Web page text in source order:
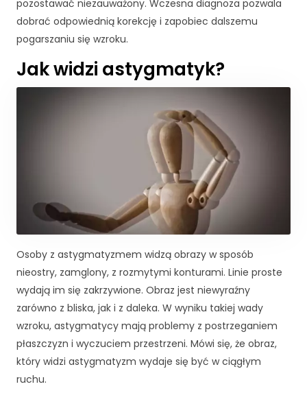
pozostawać niezauważony. Wczesna diagnoza pozwala
dobrać odpowiednią korekcję i zapobiec dalszemu
pogarszaniu się wzroku.
Jak widzi astygmatyk?
Osoby z astygmatyzmem widzą obrazy w sposób
nieostry, zamglony, z rozmytymi konturami. Linie proste
wydają im się zakrzywione. Obraz jest niewyraźny
zarówno z bliska, jak i z daleka. W wyniku takiej wady
wzroku, astygmatycy mają problemy z postrzeganiem
płaszczyzn i wyczuciem przestrzeni. Mówi się, że obraz,
który widzi astygmatyzm wydaje się być w ciągłym
ruchu.
o
n
a
n
e
r
e
t
o
w
j.